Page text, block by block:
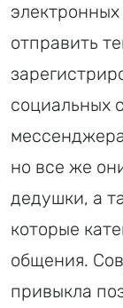
отправить
социальных
но все же
дедушки, а
которые
общения.
привыкла